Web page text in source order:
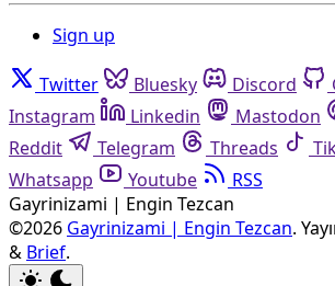
Sign up
Twitter Bluesky Discord
Instagram
Linkedin Mastodon
Reddit
Telegram Threads
Whatsapp
Youtube
RSS
Gayrinizami | Engin Tezcan
©2026 Gayrinizami | Engin Tezcan.
& Brief.